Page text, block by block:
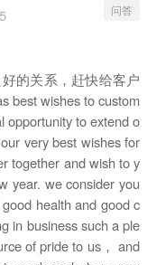
问答
的关系，赶快给客户
best wishes to custom
opportunity to extend o
very best wishes for
together and wish to y
year. we consider you
health and good c
in business such a ple
of pride to us， and